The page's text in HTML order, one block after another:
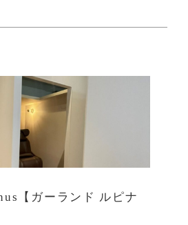
【ガーランド ルピナ